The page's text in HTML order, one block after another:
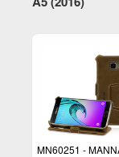
MN60251 -